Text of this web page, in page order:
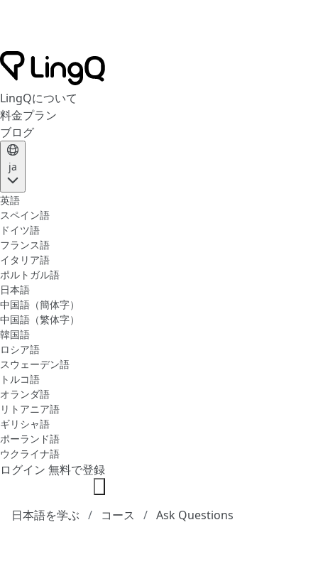
LingQについて
料金プラン
ブログ
ja
英語
スペイン語
ドイツ語
フランス語
イタリア語
ポルトガル語
日本語
中国語（簡体字）
中国語（繁体字）
韓国語
ロシア語
スウェーデン語
トルコ語
オランダ語
リトアニア語
ギリシャ語
ポーランド語
ウクライナ語
ログイン 無料で登録
日本語を学ぶ コース Ask Questions